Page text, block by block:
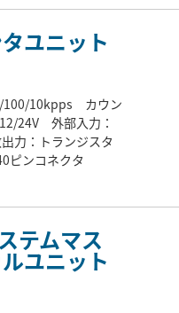
ユニット
10kpps カウン
24V 外部入力：
力：トランジスタ
ピンコネクタ
テムマス
ユニット